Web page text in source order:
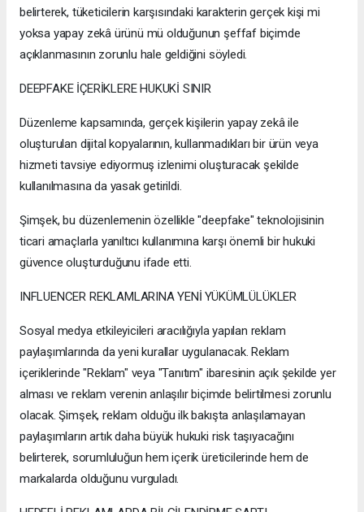
belirterek, tüketicilerin karşısındaki karakterin gerçek kişi mi
yoksa yapay zekâ ürünü mü olduğunun şeffaf biçimde
açıklanmasının zorunlu hale geldiğini söyledi.
DEEPFAKE İÇERİKLERE HUKUKİ SINIR
Düzenleme kapsamında, gerçek kişilerin yapay zekâ ile
oluşturulan dijital kopyalarının, kullanmadıkları bir ürün veya
hizmeti tavsiye ediyormuş izlenimi oluşturacak şekilde
kullanılmasına da yasak getirildi.
Şimşek, bu düzenlemenin özellikle "deepfake" teknolojisinin
ticari amaçlarla yanıltıcı kullanımına karşı önemli bir hukuki
güvence oluşturduğunu ifade etti.
INFLUENCER REKLAMLARINA YENİ YÜKÜMLÜLÜKLER
Sosyal medya etkileyicileri aracılığıyla yapılan reklam
paylaşımlarında da yeni kurallar uygulanacak. Reklam
içeriklerinde "Reklam" veya "Tanıtım" ibaresinin açık şekilde yer
alması ve reklam verenin anlaşılır biçimde belirtilmesi zorunlu
olacak. Şimşek, reklam olduğu ilk bakışta anlaşılamayan
paylaşımların artık daha büyük hukuki risk taşıyacağını
belirterek, sorumluluğun hem içerik üreticilerinde hem de
markalarda olduğunu vurguladı.